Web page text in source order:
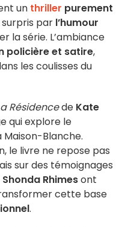
un thriller purement
par l’humour
la série. L’ambiance
policière et satire,
les coulisses du
Résidencede Kate
qui explore le
Blanche.
le livre ne repose pas
sur des témoignages
Shonda Rhimesont
cette base
.